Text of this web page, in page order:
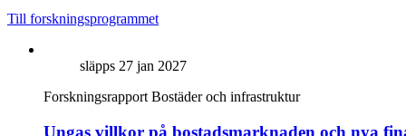
Till forskningsprogrammet
släpps 27 jan 2027
Forskningsrapport Bostäder och infrastruktur
Ungas villkor på bostadsmarknaden och nya